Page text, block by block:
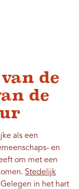
de
de
als een
en
om met een
Stedelijk
Gelegen in het hart